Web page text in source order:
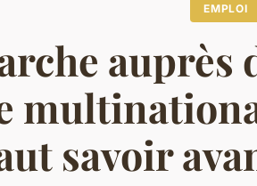
EMPLOI
auprès
savoir